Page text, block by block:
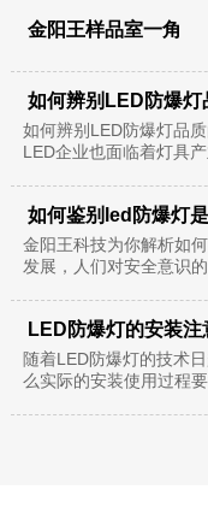
金阳王样品室一角
如何辨别LED防爆灯
如何辨别LED防爆灯品
LED企业也面临着灯具
如何鉴别led防爆灯
金阳王科技为你解析如
发展，人们对安全意识
LED防爆灯的安装
随着LED防爆灯的技术
么实际的安装使用过程